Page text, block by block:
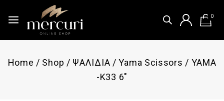
0
Home / Shop / ΨΑΛΙΔΙΑ / Yama Scissors / YAMA
-K33 6″